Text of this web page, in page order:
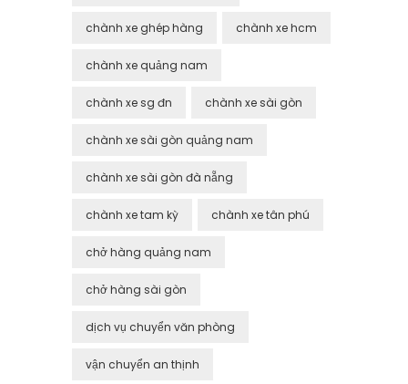
chành xe ghép hàng chành xe hcm
chành xe quảng nam
chành xe sg đn chành xe sài gòn
chành xe sài gòn quảng nam
chành xe sài gòn đà nẵng
chành xe tam kỳ chành xe tân phú
chở hàng quảng nam
chở hàng sài gòn
dịch vụ chuyển văn phòng
vận chuyển an thịnh